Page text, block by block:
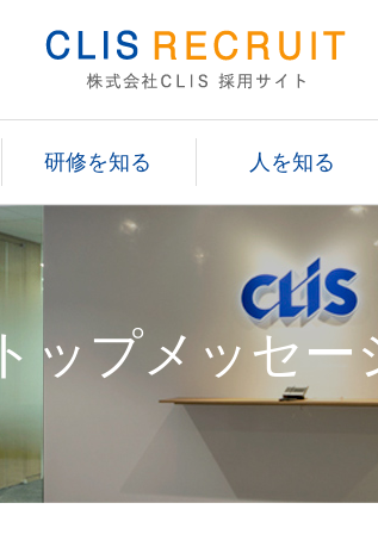
研修を知る 人を知る
トップメッセー